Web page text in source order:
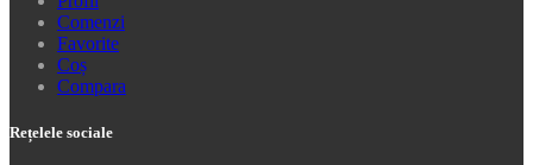
Comenzi
Favorite
Coș
Compara
Rețelele sociale